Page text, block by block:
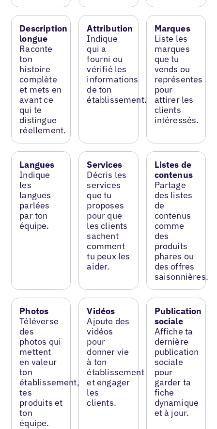
Description
longue
Raconte
ton
histoire
complète
et mets en
avant ce
qui te
distingue
réellement.
Attribution
Indique
qui a
fourni ou
vérifié les
informations
de ton
établissement.
Marques
Liste les
marques
que tu
vends ou
représentes
pour
attirer les
clients
intéressés.
Langues
Indique
les
langues
parlées
par ton
équipe.
Services
Décris les
services
que tu
proposes
pour que
les clients
sachent
comment
tu peux les
aider.
Listes de
contenus
Partage
des listes
de
contenus
comme
des
produits
phares ou
des offres
saisonnières.
Photos
Téléverse
des
photos qui
mettent
en valeur
ton
établissement,
tes
produits et
ton
équipe.
Vidéos
Ajoute des
vidéos
pour
donner vie
à ton
établissement
et engager
les
clients.
Publication
sociale
Affiche ta
dernière
publication
sociale
pour
garder ta
fiche
dynamique
et à jour.